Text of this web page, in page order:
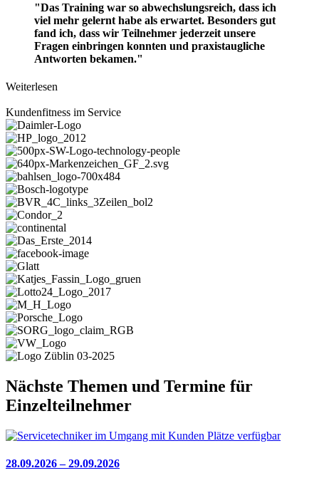
"Das Training war so abwechslungsreich, dass ich
viel mehr gelernt habe als erwartet. Besonders gut
fand ich, dass wir Teilnehmer jederzeit unsere
Fragen einbringen konnten und praxistaugliche
Antworten bekamen."
Weiterlesen
Kundenfitness im Service
Nächste Themen und Termine für
Einzelteilnehmer
Plätze verfügbar
28.09.2026 – 29.09.2026